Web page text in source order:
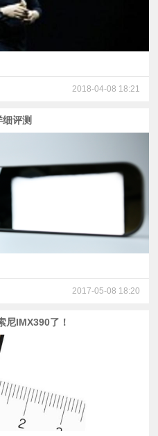
2018-04-08 18:21
评测
2017-05-08 18:20
尼IMX390了！